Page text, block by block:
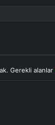
Gerekli alanlar